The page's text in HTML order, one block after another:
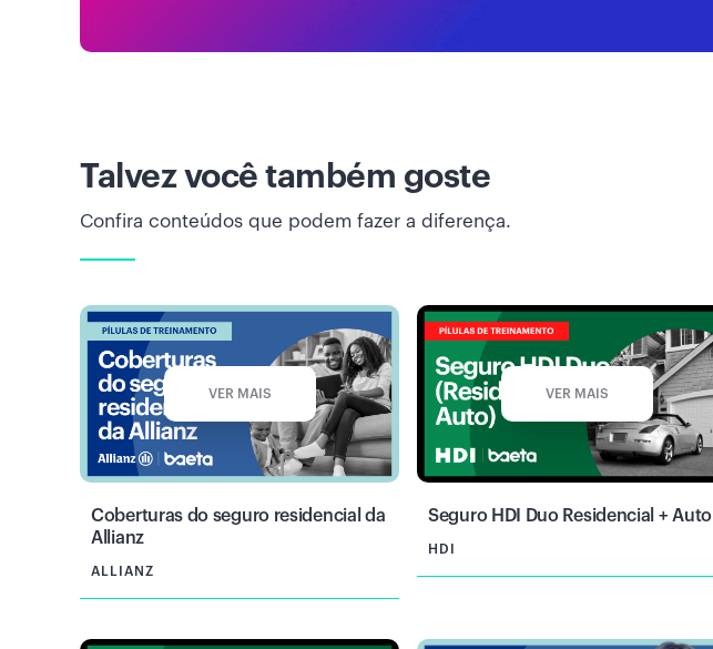
Talvez você também goste
Confira conteúdos que podem fazer a diferença.
VER MAIS
Coberturas do seguro residencial da
Allianz
ALLIANZ
VER MAIS
Seguro HDI Duo Residencial + Auto
HDI